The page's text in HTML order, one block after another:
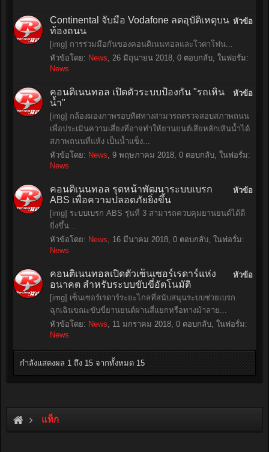
หัวข้อ
Continental จับมือ Vodafone ลดอุบัติเหตุบน
ท้องถนน
[img] การร่วมมือกันของคอนติเนนทอลและโวดาโฟน...
หัวข้อโดย: News, 26 มิถุนายน 2018, 0 ตอบกลับ, ในฟอรั่ม:
News
หัวข้อ
คอนติเนนทอล เปิดตัวระบบป้องกัน "รถเหิน
น้ำ"
[img] กล้องมองภาพรอบทิศทางสามารถตรวจสอบสภาพถนน
เพื่อประเมินความเสี่ยงที่อาจทำให้ยานยนต์เสียหลักเหินน้ำได้
สภาพถนนที่แห้ง เป็นน้ำแข็ง...
หัวข้อโดย: News, 9 พฤษภาคม 2018, 0 ตอบกลับ, ในฟอรั่ม:
News
หัวข้อ
คอนติเนนทอล รุดหน้าพัฒนาระบบเบรก
ABS เพื่อความปลอดภัยยิ่งขึ้น
[img] ระบบเบรก ABS รุ่นที่ 3 สามารถควบคุมยานยนต์ได้ดี
ยิ่งขึ้น...
หัวข้อโดย: News, 16 มีนาคม 2018, 0 ตอบกลับ, ในฟอรั่ม:
News
หัวข้อ
คอนติเนนทอลเปิดตัวเซ็นเซอร์เรดาร์แห่ง
อนาคต สำหรับระบบขับขี่อัตโนมัติ
[img] เซ็นเซอร์เรดาร์ระยะไกลที่สนับสนุนระบบช่วยเบรก
ฉุกเฉินขณะขับขี่ยานยนต์ผ่านสี่แยกหรือทางม้าลาย...
หัวข้อโดย: News, 11 มกราคม 2018, 0 ตอบกลับ, ในฟอรั่ม:
News
กำลังแสดงผล 1 ถึง 15 จากทั้งหมด 15
แท็ก